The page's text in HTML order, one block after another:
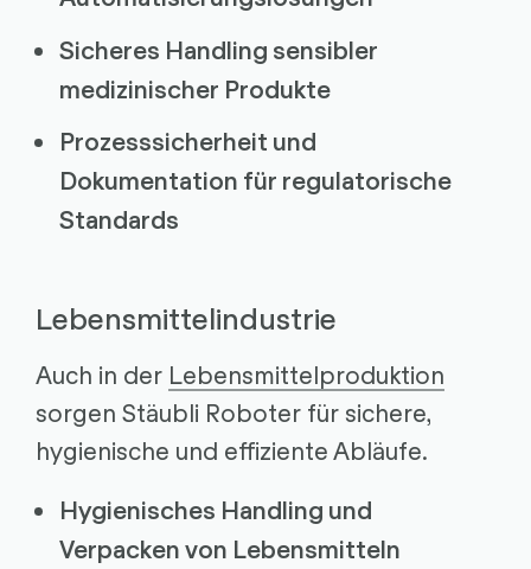
Sicheres Handling sensibler
medizinischer Produkte
Prozesssicherheit und
Dokumentation für regulatorische
Standards
Lebensmittelindustrie
Auch in der Lebensmittelproduktion
sorgen Stäubli Roboter für sichere,
hygienische und effiziente Abläufe.
Hygienisches Handling und
Verpacken von Lebensmitteln